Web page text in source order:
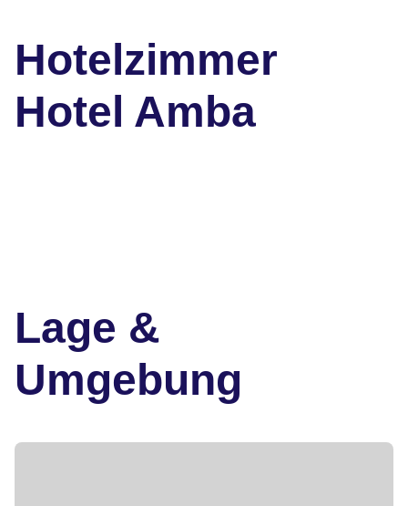
Hotelzimmer
Hotel Amba
Lage &
Umgebung